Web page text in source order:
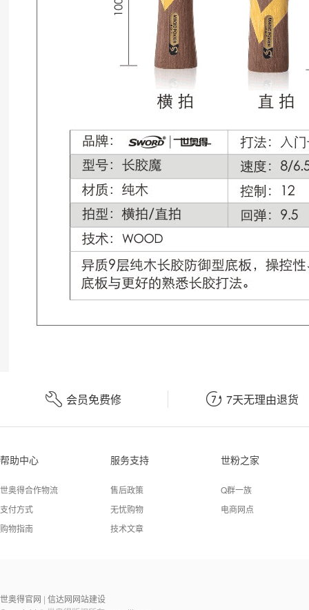
 会员免费修  7天无理由退货
帮助中心
世奥得合作物流
支付方式
购物指南
服务支持
售后政策
无忧购物
技术文章
世粉之家
Q群一族
电商网点
世奥得官网 信达网网站建设